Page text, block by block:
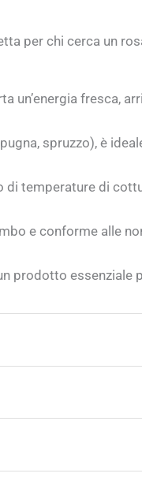
per chi cerca un
un’energia fresca,
spruzzo), è
temperature di
e conforme alle
prodotto
di cottura
smalto, garantendo
evitare eventuali